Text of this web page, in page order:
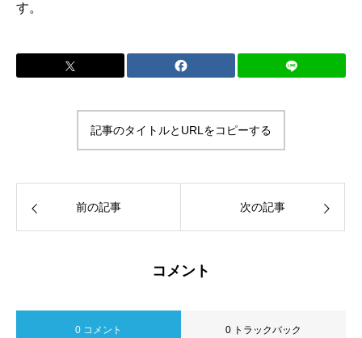
す。
記事のタイトルとURLをコピーする
前の記事 次の記事
コメント
0 コメント 0 トラックバック